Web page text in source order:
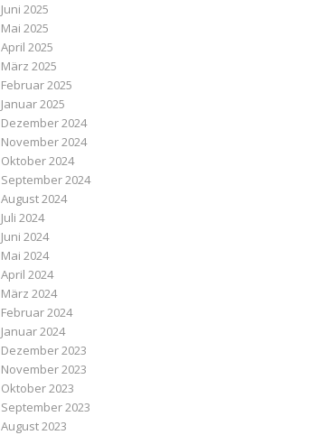
Juni 2025
Mai 2025
April 2025
März 2025
Februar 2025
Januar 2025
Dezember 2024
November 2024
Oktober 2024
September 2024
August 2024
Juli 2024
Juni 2024
Mai 2024
April 2024
März 2024
Februar 2024
Januar 2024
Dezember 2023
November 2023
Oktober 2023
September 2023
August 2023